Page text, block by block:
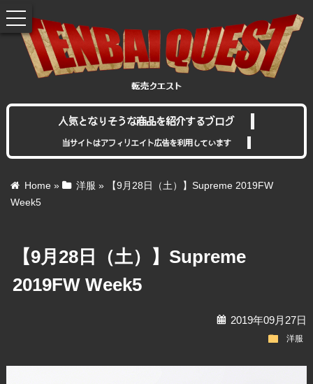
人気となりそうな商品を紹介するブログ
当サイトはアフィリエイト広告を利用しています
Home » 洋服 »
【9月28日（土）】Supreme 2019FW
Week5
【9月28日（土）】Supreme
2019FW Week5
calendar2019年09月27日
folder 洋服
toggle
navigation